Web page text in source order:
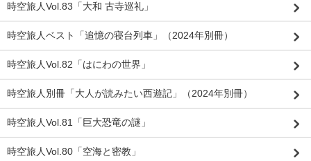
時空旅人Vol.83「大和 古寺巡礼」
時空旅人ベスト「追憶の寝台列車」（2024年別冊）
時空旅人Vol.82「はにわの世界」
時空旅人別冊「大人が読みたい西遊記」（2024年別冊）
時空旅人Vol.81「巨大恐竜の謎」
時空旅人Vol.80「空海と密教」